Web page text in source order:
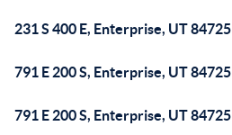
231 S 400 E, Enterprise, UT 84725
791 E 200 S, Enterprise, UT 84725
791 E 200 S, Enterprise, UT 84725